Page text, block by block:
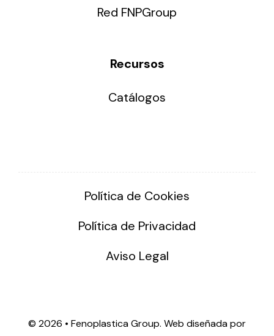
Red FNPGroup
Recursos
Catálogos
Política de Cookies
Política de Privacidad
Aviso Legal
© 2026 • Fenoplastica Group. Web diseñada por